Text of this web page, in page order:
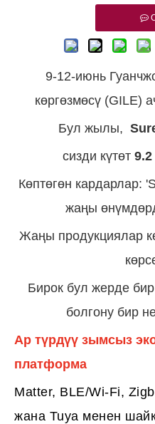
9-12-июнь
көргөзмөсү (GILE)
Бул жылы,
сизди күтөт
Көптөгөн кардарлар:
жаңы
Жаңы продукциялар
Бирок бул жерде
болгону бир
Ар түрдүү зымсыз
платформа
Matter, BLE/Wi-Fi,
жана Tuya менен